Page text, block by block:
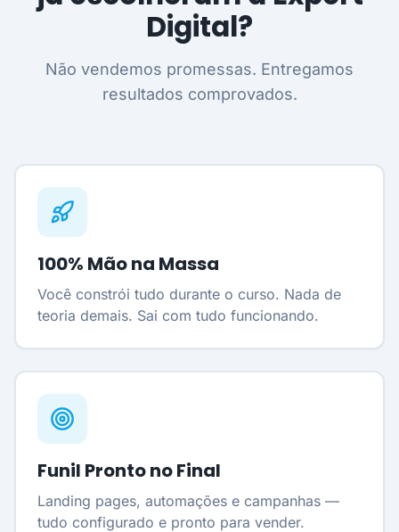
Digital?
Não vendemos promessas. Entregamos
resultados comprovados.
100% Mão na Massa
Você constrói tudo durante o curso. Nada de
teoria demais. Sai com tudo funcionando.
Funil Pronto no Final
Landing pages, automações e campanhas —
tudo configurado e pronto para vender.